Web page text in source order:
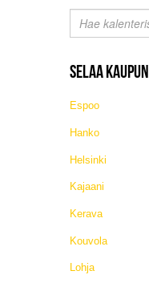
SELAA
Espoo
Hanko
Helsinki
Kajaani
Kerava
Kouvola
Lohja